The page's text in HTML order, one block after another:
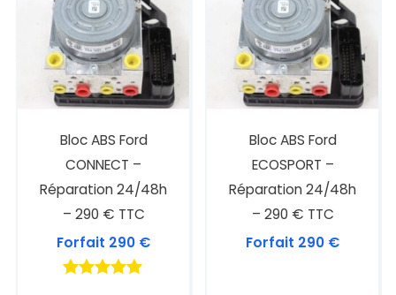
Bloc ABS Ford
CONNECT –
Réparation 24/48h
– 290 € TTC
Forfait 290 €
Bloc ABS Ford
ECOSPORT –
Réparation 24/48h
– 290 € TTC
Forfait 290 €